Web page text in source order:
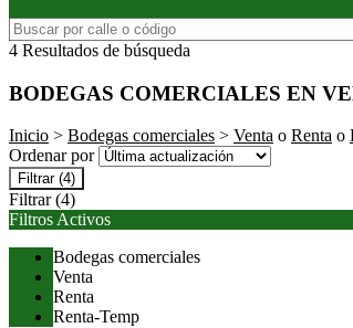
4 Resultados de búsqueda
BODEGAS COMERCIALES EN
Inicio > Bodegas comerciales > Venta o Renta o
Ordenar por
Filtrar (4)
Filtrar (4)
Filtros Activos
Bodegas comerciales
Venta
Renta
Renta-Temp